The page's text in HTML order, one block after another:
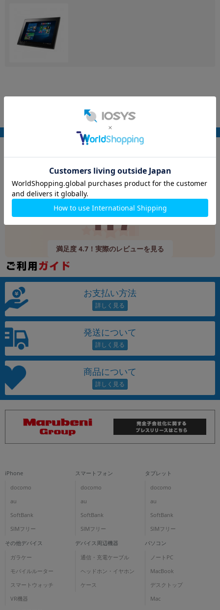
Googleレビュー
9,520件
4.7
満足度 4.7！実際のレビューを見る
お支払い方法
発送について
商品について
iPhone
docomo
au
SoftBank
SIMフリー
スマートフォン
docomo
au
SoftBank
SIMフリー
タブレット
docomo
au
SoftBank
SIMフリー
その他デバイス
ガラケー
モバイルルーター
スマートウォッチ
VR機器
デバイス周辺機器
通信・充電ケーブル
ヘッドホン・イヤホン
ケース
パソコン
ノートPC
MacBook
デスクトップ
Mac
各項目のチェックボックスは「or検索」となります。
ただし機能別のみ「and検索」となります。